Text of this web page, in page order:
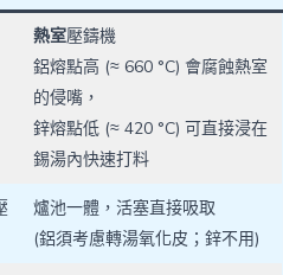
熱室壓鑄機
鋁熔點高 (≈ 660 °C) 會腐蝕熱室
的侵嘴，
鋅熔點低 (≈ 420 °C) 可直接浸在
錫湯內快速打料
爐池一體，活塞直接吸取
(鋁須考慮轉湯氧化皮；鋅不用)